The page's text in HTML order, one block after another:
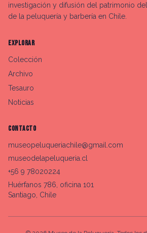
investigación y difusión del patrimonio
de la peluquería y barbería en Chile.
EXPLORAR
Colección
Archivo
Tesauro
Noticias
CONTACTO
museopeluqueriachile@gmail.com
museodelapeluqueria.cl
+56 9 78020224
Huérfanos 786, oficina 101
Santiago, Chile